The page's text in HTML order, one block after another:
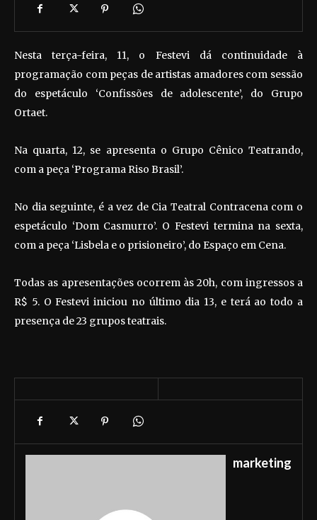
Nesta terça-feira, 11, o Festevi dá continuidade à
programação com peças de artistas amadores com sessão
do espetáculo ‘Confissões de adolescente’, do Grupo
Ortaet.
Na quarta, 12, se apresenta o Grupo Cênico Teatrando,
com a peça ‘Programa Riso Brasil’.
No dia seguinte, é a vez de Cia Teatral Contracena com o
espetáculo ‘Dom Casmurro’. O Festevi termina na sexta,
com a peça ‘Lisbela e o prisioneiro’, do Espaço em Cena.
Todas as apresentações ocorrem às 20h, com ingressos a
R$ 5. O Festevi iniciou no último dia 13, e terá ao todo a
presença de 23 grupos teatrais.
marketing